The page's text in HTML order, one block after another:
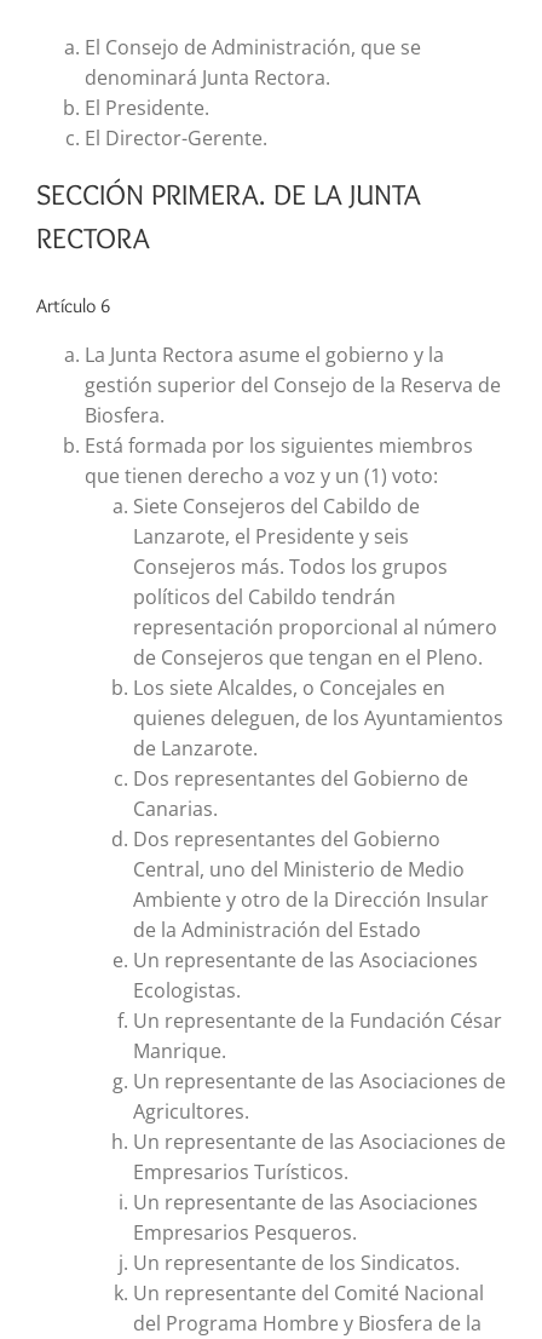
El Consejo de Administración, que se
denominará Junta Rectora.
El Presidente.
El Director-Gerente.
SECCIÓN PRIMERA. DE LA JUNTA
RECTORA
Artículo 6
La Junta Rectora asume el gobierno y la
gestión superior del Consejo de la Reserva de
Biosfera.
Está formada por los siguientes miembros
que tienen derecho a voz y un (1) voto:
Siete Consejeros del Cabildo de
Lanzarote, el Presidente y seis
Consejeros más. Todos los grupos
políticos del Cabildo tendrán
representación proporcional al número
de Consejeros que tengan en el Pleno.
Los siete Alcaldes, o Concejales en
quienes deleguen, de los Ayuntamientos
de Lanzarote.
Dos representantes del Gobierno de
Canarias.
Dos representantes del Gobierno
Central, uno del Ministerio de Medio
Ambiente y otro de la Dirección Insular
de la Administración del Estado
Un representante de las Asociaciones
Ecologistas.
Un representante de la Fundación César
Manrique.
Un representante de las Asociaciones de
Agricultores.
Un representante de las Asociaciones de
Empresarios Turísticos.
Un representante de las Asociaciones
Empresarios Pesqueros.
Un representante de los Sindicatos.
Un representante del Comité Nacional
del Programa Hombre y Biosfera de la